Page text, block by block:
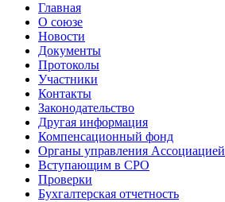
Главная
О союзе
Новости
Документы
Протоколы
Участники
Контакты
Законодательство
Другая информация
Компенсационный фонд
Органы управления Ассоциацией
Вступающим в СРО
Проверки
Бухгалтерская отчетность